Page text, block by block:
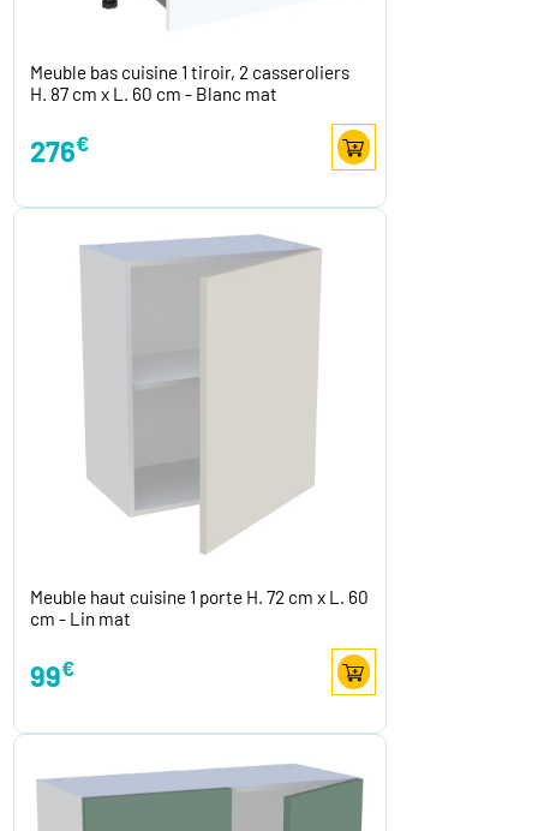
Meuble bas cuisine 1 tiroir, 2 casseroliers
H. 87 cm x L. 60 cm - Blanc mat
276€
Meuble haut cuisine 1 porte H. 72 cm x L. 60
cm - Lin mat
99€